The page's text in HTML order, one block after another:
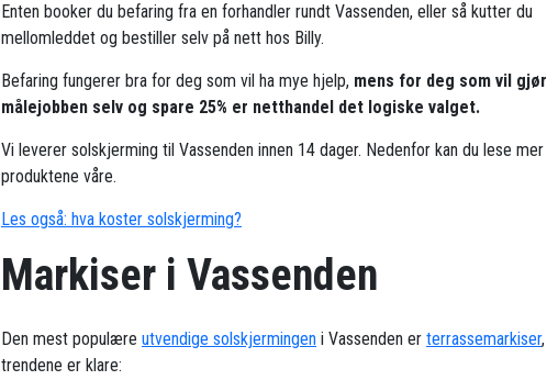
Enten booker du befaring fra en forhandler rundt Vassenden, eller så kutter du
mellomleddet og bestiller selv på nett hos Billy.
Befaring fungerer bra for deg som vil ha mye hjelp, mens for deg som vil
målejobben selv og spare 25% er netthandel det logiske valget.
Vi leverer solskjerming til Vassenden innen 14 dager. Nedenfor kan du lese
produktene våre.
Les også: hva koster solskjerming?
Markiser i Vassenden
Den mest populære utvendige solskjermingen i Vassenden er terrassemarkiser
trendene er klare: